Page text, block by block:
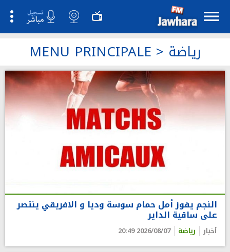
MENU PRINCIPALE > رياضة
النجم يفوز أمل حمام سوسة وديا و الافريقي ينتصر
على ساقية الداير
أخبار رياضة 2026/08/07 20:49